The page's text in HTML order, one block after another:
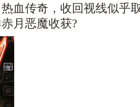
血传奇，收回视线似乎
月恶魔收获?